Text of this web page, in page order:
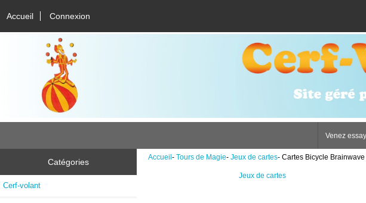
Accueil Connexion
Venez
Catégories
Cerf-volant
Accueil- Tours de Magie- Jeux de cartes- Cartes Bicycle
Jeux de cartes